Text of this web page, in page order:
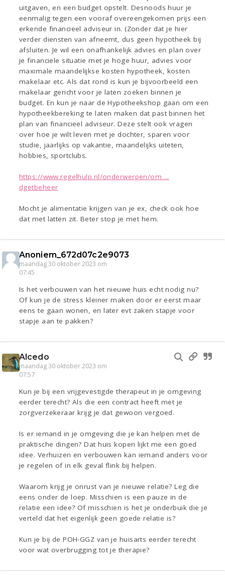
uitgaven, en een budget opstelt. Desnoods huur je
eenmalig tegen een vooraf overeengekomen prijs een
erkende financieel adviseur in. (Zonder dat je hier
verder diensten van afneemt, dus geen hypotheek bij
afsluiten. Je wil een onafhankelijk advies en plan over
je financiele situatie met je hoge huur, advies voor
maximale maandelijkse kosten hypotheek, kosten
makelaar etc. Als dat rond is kun je bijvoorbeeld een
makelaar gericht voor je laten zoeken binnen je
budget. En kun je naar de Hypotheekshop gaan om een
hypotheekbereking te laten maken dat past binnen het
plan van financieel adviseur. Deze stelt ook vragen
over hoe je wilt leven met je dochter, sparen voor
studie, jaarlijks op vakantie, maandelijks uiteten,
hobbies, sportclubs.
https://www.regelhulp.nl/onderwerpen/om ...
dgetbeheer
Mocht je alimentatie krijgen van je ex, check ook hoe
dat met latten zit. Beter stop je met hem.
Anoniem_672d07c2e9073
maandag 30 oktober 2023 om
07:45
Is het verbouwen van het nieuwe huis echt nodig nu?
Of kun je de stress kleiner maken door er eerst maar
eens te gaan wonen, en later evt zaken stapje voor
stapje aan te pakken?
Alcedo
maandag 30 oktober 2023 om
07:57
Kun je bij een vrijgevestigde therapeut in je omgeving
eerder terecht? Als die een contract heeft met je
zorgverzekeraar krijg je dat gewoon vergoed.
Is er iemand in je omgeving die je kan helpen met de
praktische dingen? Dat huis kopen lijkt me een goed
idee. Verhuizen en verbouwen kan iemand anders voor
je regelen of in elk geval flink bij helpen.
Waarom krijg je onrust van je nieuwe relatie? Leg die
eens onder de loep. Misschien is een pauze in de
relatie een idee? Of misschien is het je onderbuik die je
verteld dat het eigenlijk geen goede relatie is?
Kun je bij de POH-GGZ van je huisarts eerder terecht
voor wat overbrugging tot je therapie?